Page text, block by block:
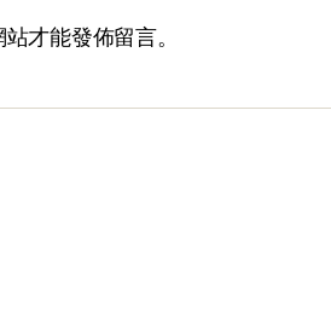
才能發佈留言。